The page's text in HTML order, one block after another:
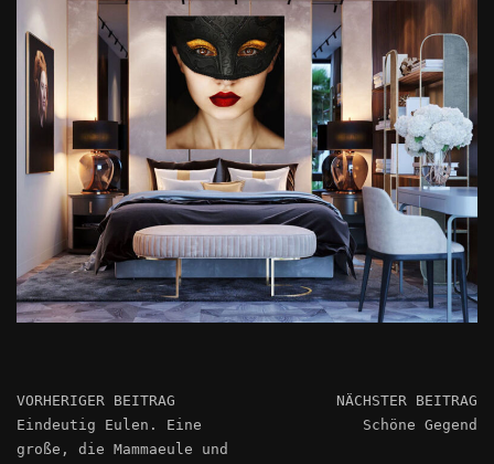
VORHERIGER BEITRAG
Eindeutig Eulen. Eine
große, die Mammaeule und
NÄCHSTER BEITRAG
Schöne Gegend